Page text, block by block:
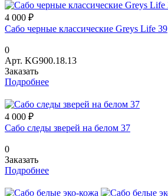
4 000 ₽
Сабо черные классические Greys Life 39
0
Арт. KG900.18.13
Заказать
Подробнее
4 000 ₽
Сабо следы зверей на белом 37
0
Заказать
Подробнее